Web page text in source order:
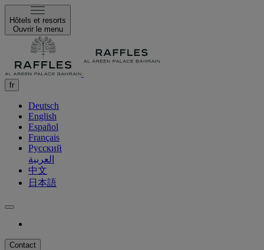
Hôtels et resorts
Ouvrir le menu
fr
Deutsch
English
Español
Français
Русский
العربية
中文
日本語
Contact